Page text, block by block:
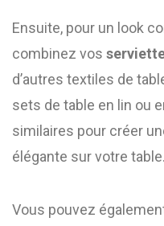
Ensuite, pour un look
combinez vos
d’autres textiles de
sets de table en lin ou
similaires pour créer
élégante sur votre table.
Vous pouvez